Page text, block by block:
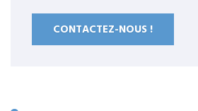
CONTACTEZ-NOUS !